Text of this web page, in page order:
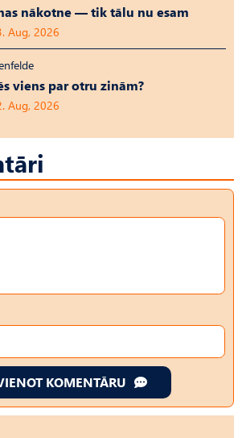
nākotne — tik tālu nu esam
Aug, 2026
viens par otru zinām?
Aug, 2026
KOMENTĀRU